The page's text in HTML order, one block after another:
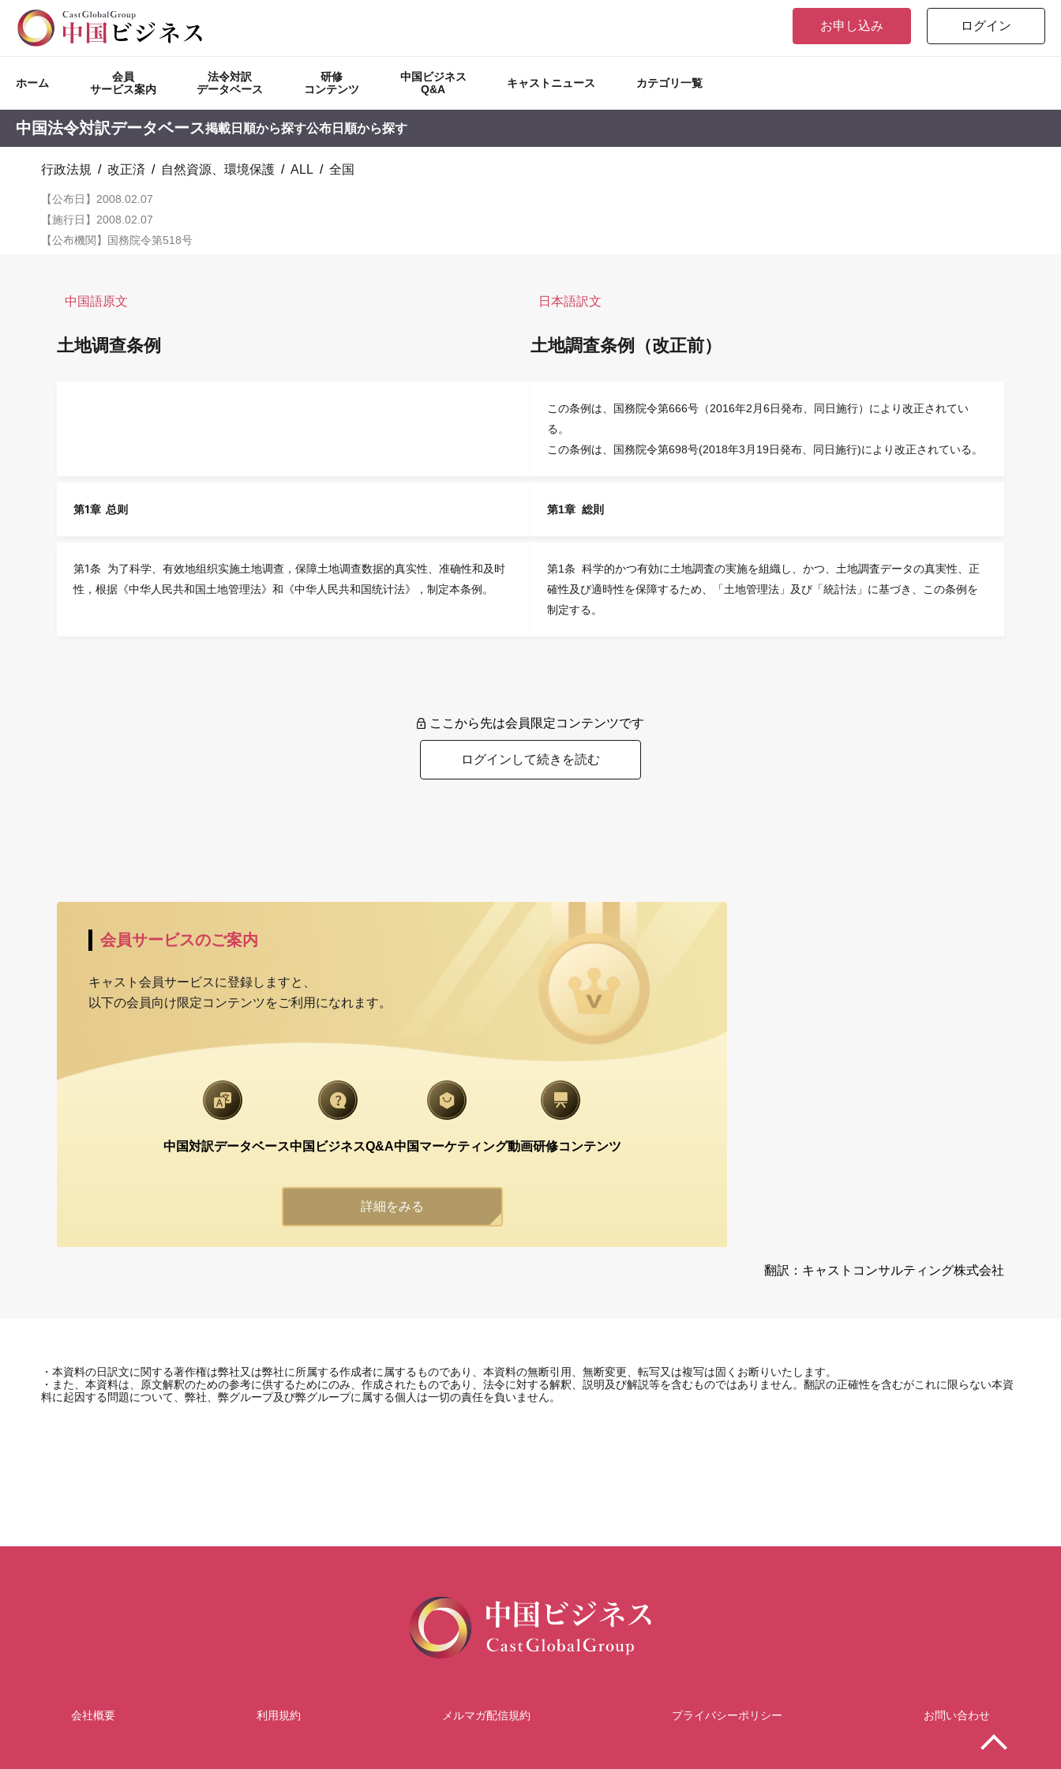
お申し込み ログイン
ホーム
会員
サービス案内
法令対訳
データベース
研修
コンテンツ
中国ビジネス
Q&A
キャストニュース カテゴリ一覧
中国法令対訳データベース掲載日順から探す公布日順から探す
行政法規 / 改正済 / 自然資源、環境保護 / ALL / 全国
【公布日】2008.02.07
【施行日】2008.02.07
【公布機関】国務院令第518号
中国語原文 日本語訳文
土地调查条例 土地調査条例（改正前）
この条例は、国務院令第666号（2016年2月6日発布、同日施行）により改正されてい
る。
この条例は、国務院令第698号(2018年3月19日発布、同日施行)により改正されている。
第1章 总则 第1章 総則
第1条 为了科学、有效地组织实施土地调查，保障土地调查数据的真实性、准确性和及时
性，根据《中华人民共和国土地管理法》和《中华人民共和国统计法》，制定本条例。
第1条 科学的かつ有効に土地調査の実施を組織し、かつ、土地調査データの真実性、正
確性及び適時性を保障するため、「土地管理法」及び「統計法」に基づき、この条例を
制定する。
ここから先は会員限定コンテンツです
ログインして続きを読む
会員サービスのご案内
キャスト会員サービスに登録しますと、
以下の会員向け限定コンテンツをご利用になれます。
中国対訳データベース中国ビジネスQ&A中国マーケティング動画研修コンテンツ
詳細をみる
翻訳：キャストコンサルティング株式会社
・本資料の日訳文に関する著作権は弊社又は弊社に所属する作成者に属するものであり、本資料の無断引用、無断変更、転写又は複写は固くお断りいたします。
・また、本資料は、原文解釈のための参考に供するためにのみ、作成されたものであり、法令に対する解釈、説明及び解説等を含むものではありません。翻訳の正確性を含むがこれに限らない本資
料に起因する問題について、弊社、弊グループ及び弊グループに属する個人は一切の責任を負いません。
会社概要 利用規約 メルマガ配信規約 プライバシーポリシー お問い合わせ